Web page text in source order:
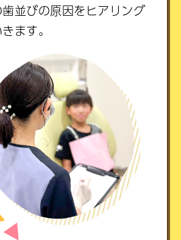
並びの原因をヒアリング
ます。